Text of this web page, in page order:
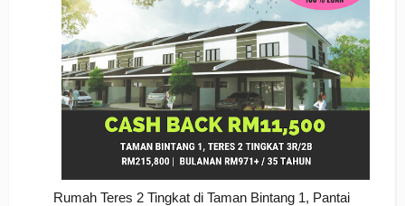
Rumah Teres 2 Tingkat di Taman Bintang 1, Pantai